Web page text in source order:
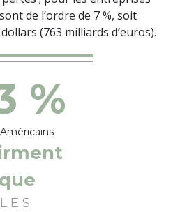
de l’ordre de 7 %, soit
(763 milliards d’euros).
%
que
LES